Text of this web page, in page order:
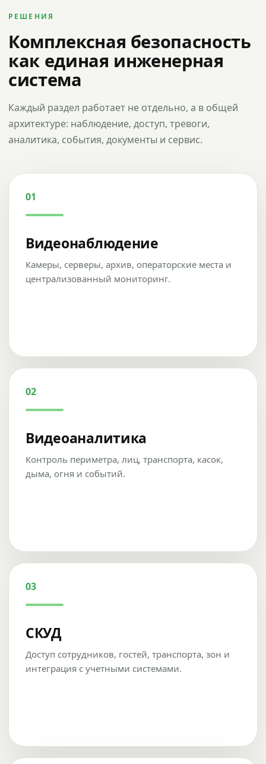
РЕШЕНИЯ
Комплексная безопасность
как единая инженерная
система
Каждый раздел работает не отдельно, а в общей
архитектуре: наблюдение, доступ, тревоги,
аналитика, события, документы и сервис.
01
Видеонаблюдение
Камеры, серверы, архив, операторские места и
централизованный мониторинг.
02
Видеоаналитика
Контроль периметра, лиц, транспорта, касок,
дыма, огня и событий.
03
СКУД
Доступ сотрудников, гостей, транспорта, зон и
интеграция с учетными системами.